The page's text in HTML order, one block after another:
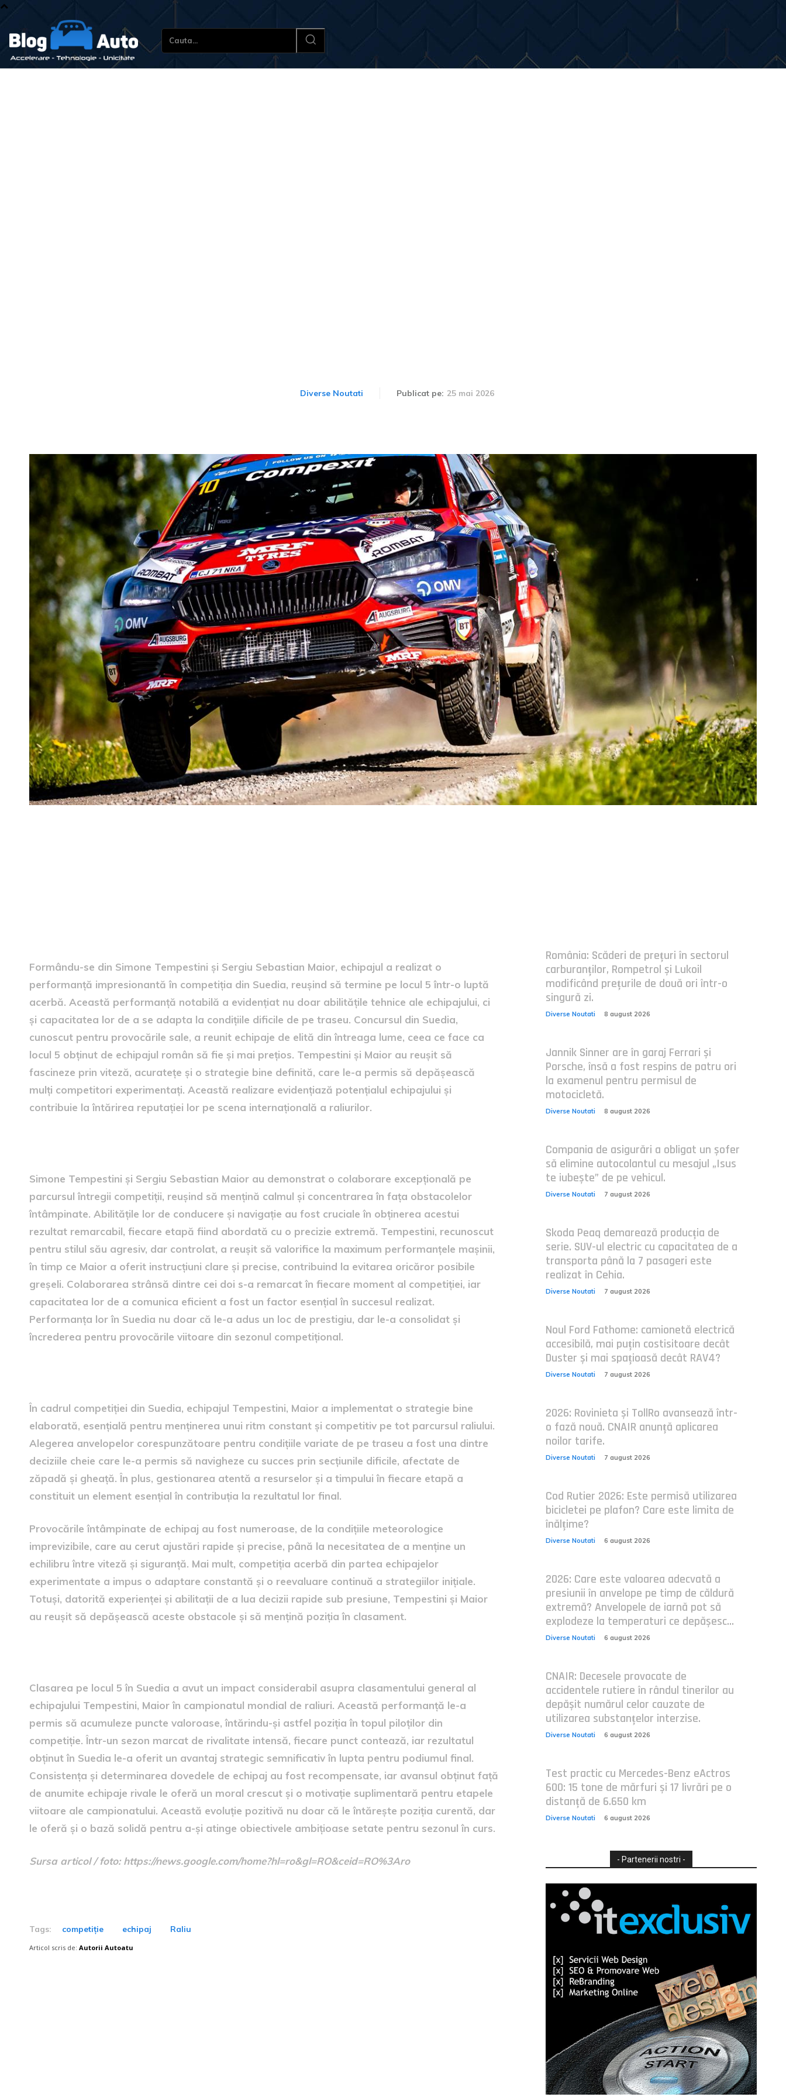
Cauta...
Diverse Noutati Publicat pe: 25 mai 2026
Formându-se din Simone Tempestini și Sergiu Sebastian Maior, echipajul a realizat o
performanță impresionantă în competiția din Suedia, reușind să termine pe locul 5 într-o luptă
acerbă. Această performanță notabilă a evidențiat nu doar abilitățile tehnice ale echipajului, ci
și capacitatea lor de a se adapta la condițiile dificile de pe traseu. Concursul din Suedia,
cunoscut pentru provocările sale, a reunit echipaje de elită din întreaga lume, ceea ce face ca
locul 5 obținut de echipajul român să fie și mai prețios. Tempestini și Maior au reușit să
fascineze prin viteză, acuratețe și o strategie bine definită, care le-a permis să depășească
mulți competitori experimentați. Această realizare evidențiază potențialul echipajului și
contribuie la întărirea reputației lor pe scena internațională a raliurilor.
Simone Tempestini și Sergiu Sebastian Maior au demonstrat o colaborare excepțională pe
parcursul întregii competiții, reușind să mențină calmul și concentrarea în fața obstacolelor
întâmpinate. Abilitățile lor de conducere și navigație au fost cruciale în obținerea acestui
rezultat remarcabil, fiecare etapă fiind abordată cu o precizie extremă. Tempestini, recunoscut
pentru stilul său agresiv, dar controlat, a reușit să valorifice la maximum performanțele mașinii,
în timp ce Maior a oferit instrucțiuni clare și precise, contribuind la evitarea oricăror posibile
greșeli. Colaborarea strânsă dintre cei doi s-a remarcat în fiecare moment al competiției, iar
capacitatea lor de a comunica eficient a fost un factor esențial în succesul realizat.
Performanța lor în Suedia nu doar că le-a adus un loc de prestigiu, dar le-a consolidat și
încrederea pentru provocările viitoare din sezonul competițional.
În cadrul competiției din Suedia, echipajul Tempestini, Maior a implementat o strategie bine
elaborată, esențială pentru menținerea unui ritm constant și competitiv pe tot parcursul raliului.
Alegerea anvelopelor corespunzătoare pentru condițiile variate de pe traseu a fost una dintre
deciziile cheie care le-a permis să navigheze cu succes prin secțiunile dificile, afectate de
zăpadă și gheață. În plus, gestionarea atentă a resurselor și a timpului în fiecare etapă a
constituit un element esențial în contribuția la rezultatul lor final.
Provocările întâmpinate de echipaj au fost numeroase, de la condițiile meteorologice
imprevizibile, care au cerut ajustări rapide și precise, până la necesitatea de a menține un
echilibru între viteză și siguranță. Mai mult, competiția acerbă din partea echipajelor
experimentate a impus o adaptare constantă și o reevaluare continuă a strategiilor inițiale.
Totuși, datorită experienței și abilitații de a lua decizii rapide sub presiune, Tempestini și Maior
au reușit să depășească aceste obstacole și să mențină poziția în clasament.
Clasarea pe locul 5 în Suedia a avut un impact considerabil asupra clasamentului general al
echipajului Tempestini, Maior în campionatul mondial de raliuri. Această performanță le-a
permis să acumuleze puncte valoroase, întărindu-și astfel poziția în topul piloților din
competiție. Într-un sezon marcat de rivalitate intensă, fiecare punct contează, iar rezultatul
obținut în Suedia le-a oferit un avantaj strategic semnificativ în lupta pentru podiumul final.
Consistența și determinarea dovedele de echipaj au fost recompensate, iar avansul obținut față
de anumite echipaje rivale le oferă un moral crescut și o motivație suplimentară pentru etapele
viitoare ale campionatului. Această evoluție pozitivă nu doar că le întărește poziția curentă, dar
le oferă și o bază solidă pentru a-și atinge obiectivele ambițioase setate pentru sezonul în curs.
Sursa articol / foto: https://news.google.com/home?hl=ro&gl=RO&ceid=RO%3Aro
Tags: competiție echipaj Raliu
Articol scris de: Autorii Autoatu
România: Scăderi de prețuri în sectorul
carburanților, Rompetrol și Lukoil
modificând prețurile de două ori într-o
singură zi.
Diverse Noutati 8 august 2026
Jannik Sinner are în garaj Ferrari și
Porsche, însă a fost respins de patru ori
la examenul pentru permisul de
motocicletă.
Diverse Noutati 8 august 2026
Compania de asigurări a obligat un șofer
să elimine autocolantul cu mesajul „Isus
te iubește” de pe vehicul.
Diverse Noutati 7 august 2026
Skoda Peaq demarează producția de
serie. SUV-ul electric cu capacitatea de a
transporta până la 7 pasageri este
realizat în Cehia.
Diverse Noutati 7 august 2026
Noul Ford Fathome: camionetă electrică
accesibilă, mai puțin costisitoare decât
Duster și mai spațioasă decât RAV4?
Diverse Noutati 7 august 2026
2026: Rovinieta și TollRo avansează într-
o fază nouă. CNAIR anunță aplicarea
noilor tarife.
Diverse Noutati 7 august 2026
Cod Rutier 2026: Este permisă utilizarea
bicicletei pe plafon? Care este limita de
înălțime?
Diverse Noutati 6 august 2026
2026: Care este valoarea adecvată a
presiunii în anvelope pe timp de căldură
extremă? Anvelopele de iarnă pot să
explodeze la temperaturi ce depășesc...
Diverse Noutati 6 august 2026
CNAIR: Decesele provocate de
accidentele rutiere în rândul tinerilor au
depășit numărul celor cauzate de
utilizarea substanțelor interzise.
Diverse Noutati 6 august 2026
Test practic cu Mercedes-Benz eActros
600: 15 tone de mărfuri și 17 livrări pe o
distanță de 6.650 km
Diverse Noutati 6 august 2026
- Partenerii nostri -